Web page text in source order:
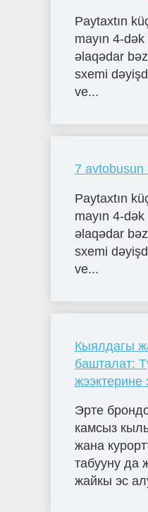
Paytaxtın
mayın 4-
əlaqədar
sxemi
ve...
7 avtobusun
Paytaxtın
mayın 4-
əlaqədar
sxemi
ve...
Кыялдагы
башталат:
жээктерине
Эрте
камсыз
жана
табууну да
жайкы эс